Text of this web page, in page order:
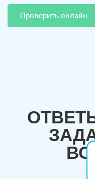
Проверить онлайн